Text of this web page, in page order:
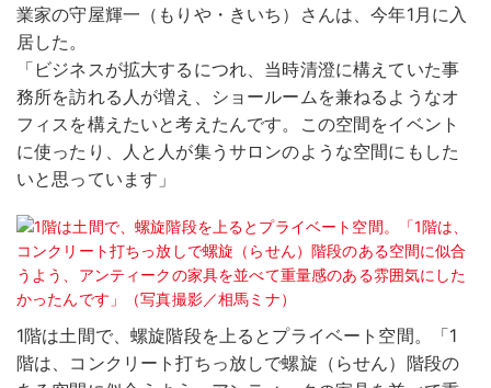
業家の守屋輝一（もりや・きいち）さんは、今年1月に入
居した。
「ビジネスが拡大するにつれ、当時清澄に構えていた事
務所を訪れる人が増え、ショールームを兼ねるようなオ
フィスを構えたいと考えたんです。この空間をイベント
に使ったり、人と人が集うサロンのような空間にもした
いと思っています」
1階は土間で、螺旋階段を上るとプライベート空間。「1
階は、コンクリート打ちっ放しで螺旋（らせん）階段の